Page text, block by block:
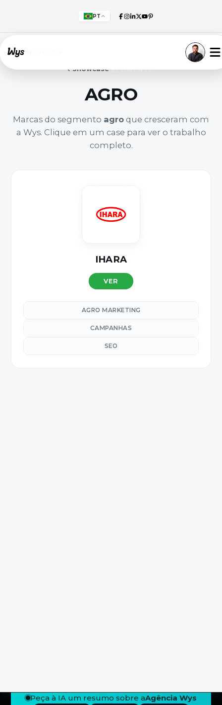
PT
Showcase SEGMENTO
AGRO
Marcas do segmento agro que cresceram com
a Wys. Clique em um case para ver o trabalho
completo.
IHARA
VER
AGRO MARKETING
CAMPANHAS
SEO
Peça à IA um resumo sobre aAgência Wys